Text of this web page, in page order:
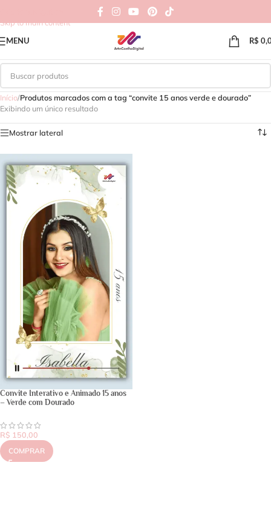
Skip to main content
MENU R$
Início/Produtos marcados com a tag “convite 15 anos verde e dourado”
Exibindo um único resultado
Mostrar lateral
Convite Interativo e Animado 15 anos
– Verde com Dourado
R$ 150,00
COMPRAR